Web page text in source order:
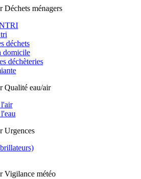
Déchets ménagers
déchets
domicile
déchèteries
Qualité eau/air
l'air
Urgences
Vigilance météo